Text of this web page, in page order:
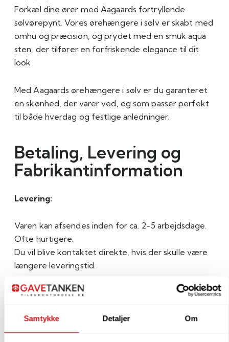
Samtykke Detaljer Om
Forkæl dine ører med Aagaards fortryllende
sølvørepynt. Vores ørehængere i sølv er skabt med
omhu og præcision, og prydet med en smuk aqua
sten, der tilfører en forfriskende elegance til dit
look
Med Aagaards ørehængere i sølv er du garanteret
en skønhed, der varer ved, og som passer perfekt
til både hverdag og festlige anledninger.
Betaling, Levering og
Fabrikantinformation
Levering:
Varen kan afsendes inden for ca. 2-5 arbejdsdage.
Ofte hurtigere.
Du vil blive kontaktet direkte, hvis der skulle være
længere leveringstid.
Betaling:
Du kan betale med Dankort, MobilePay, Visa samt
et udvalg af internationale kreditkort.